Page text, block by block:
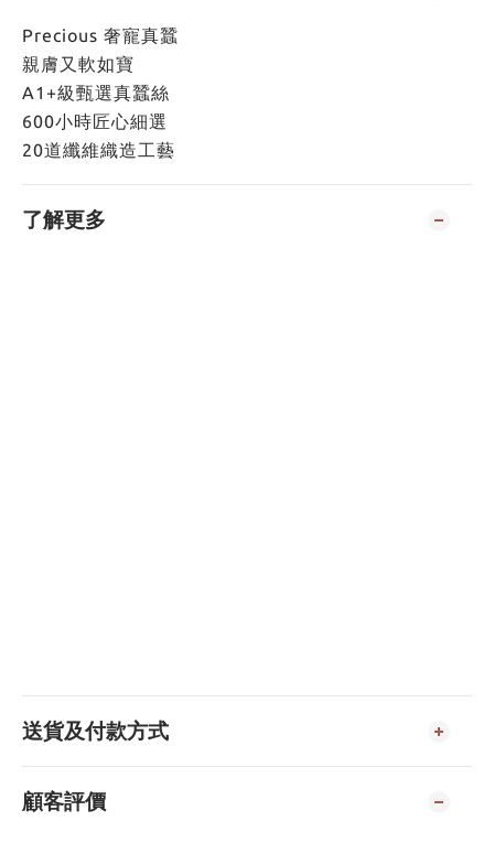
Precious 奢寵真蠶
親膚又軟如寶
A1+級甄選真蠶絲
600小時匠心細選
20道纖維織造工藝
了解更多
送貨及付款方式
顧客評價